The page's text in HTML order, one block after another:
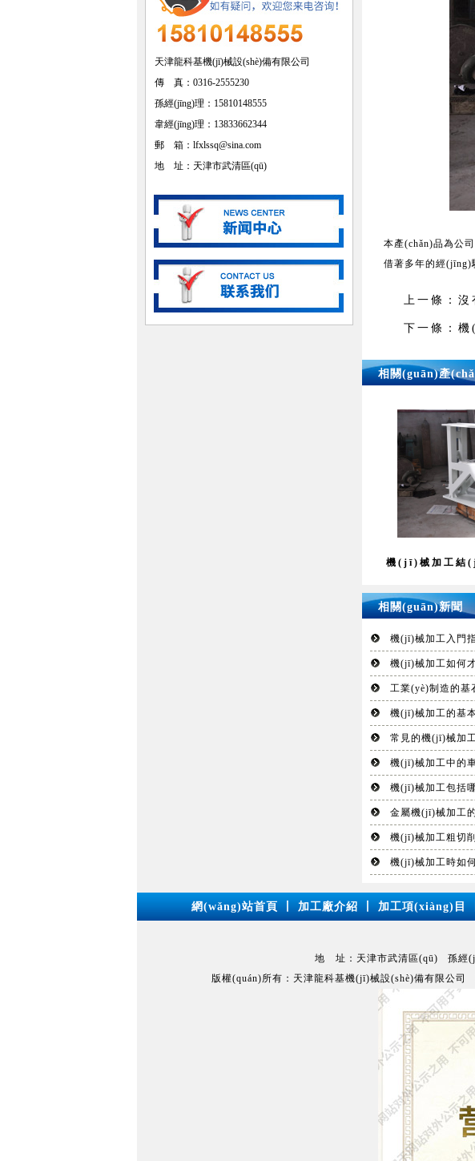
天津龍科基機(jī)械設(shè)備有限公司
傳 真：0316-2555230
孫經(jīng)理：15810148555
韋經(jīng)理：13833662344
郵 箱：lfxlssq@sina.com
地 址：天津市武清區(qū)
本產(chǎn)品為公
借著多年的經
上一條： 沒
下一條：
相關(guān)產
機(jī)械加工結
相關(guān)新聞
機(jī)械加工入門
機(jī)械加工如何
工業(yè)制造的基
機(jī)械加工的基
常見的機(jī)械加
機(jī)械加工中的
機(jī)械加工包括
金屬機(jī)械加工
機(jī)械加工粗切
機(jī)械加工時如
網(wǎng)站首頁 加工廠介紹 加工項(xiàng)目
地 址：天津市武清區(qū) 孫經
版權(quán)所有：天津龍科基機(jī)械設(shè)備有限公司